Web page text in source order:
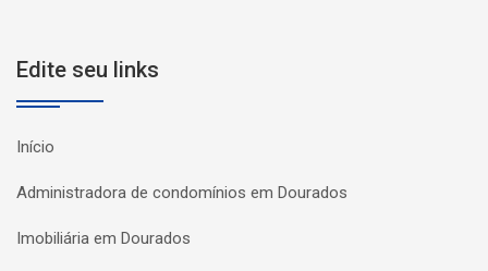
Edite seu links
Início
Administradora de condomínios em Dourados
Imobiliária em Dourados